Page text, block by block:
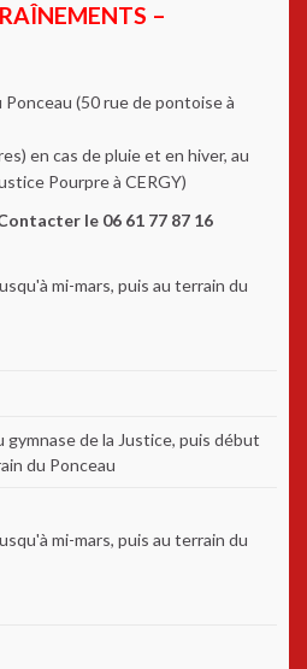
–
(50 rue de pontoise à
en cas de pluie et en hiver, au
Pourpre à CERGY)
le 06 61 77 87 16
mi-mars, puis au terrain du
gymnase de la Justice, puis début
du Ponceau
mi-mars, puis au terrain du